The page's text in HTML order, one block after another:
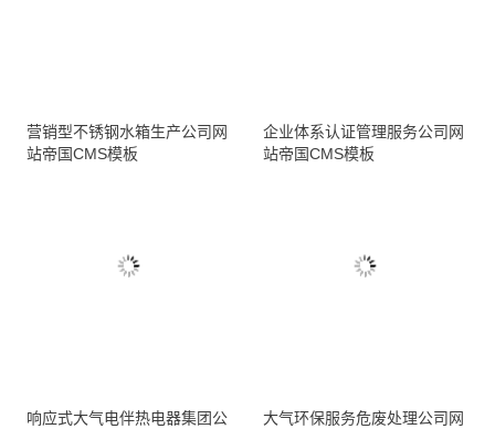
营销型不锈钢水箱生产公司网
站帝国CMS模板
企业体系认证管理服务公司网
站帝国CMS模板
响应式大气电伴热电器集团公
大气环保服务危废处理公司网